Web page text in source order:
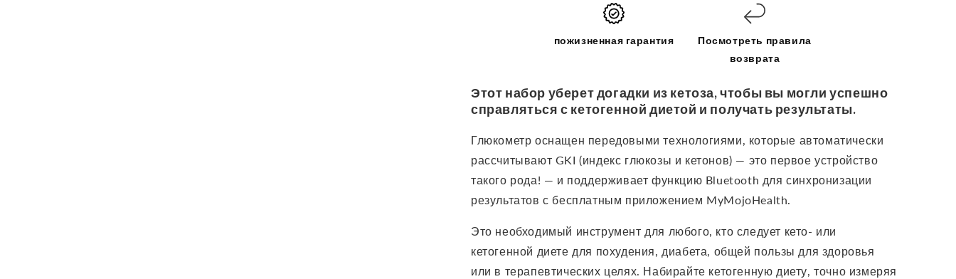
базовый
стартовый
пожизненная гарантия
Посмотреть правила
возврата
Этот набор уберет догадки из кетоза, чтобы вы могли успешно
справляться с кетогенной диетой и получать результаты.
Глюкометр оснащен передовыми технологиями, которые автоматически
рассчитывают GKI (индекс глюкозы и кетонов) — это первое устройство
такого рода! — и поддерживает функцию Bluetooth для синхронизации
результатов с бесплатным приложением MyMojoHealth.
Это необходимый инструмент для любого, кто следует кето- или
кетогенной диете для похудения, диабета, общей пользы для здоровья
или в терапевтических целях. Набирайте кетогенную диету, точно измеряя